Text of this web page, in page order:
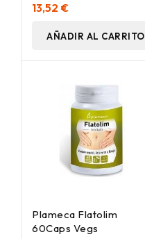
13,52 €
AÑADIR AL CARRITO
Plameca Flatolim
60Caps Vegs